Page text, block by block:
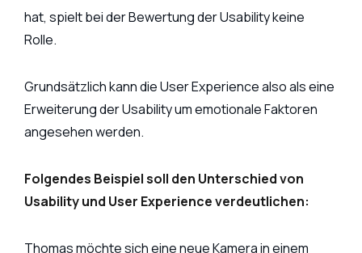
hat, spielt bei der Bewertung der Usability keine
Rolle.
Grundsätzlich kann die User Experience also als eine
Erweiterung der Usability um emotionale Faktoren
angesehen werden.
Folgendes Beispiel soll den Unterschied von
Usability und User Experience verdeutlichen:
Thomas möchte sich eine neue Kamera in einem